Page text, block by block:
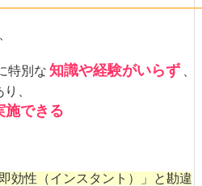
特別な 知識や経験がいらず
、
施できる
効性（インスタント）」と勘違